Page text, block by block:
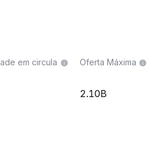
em circula
Oferta Máxima
2.10B